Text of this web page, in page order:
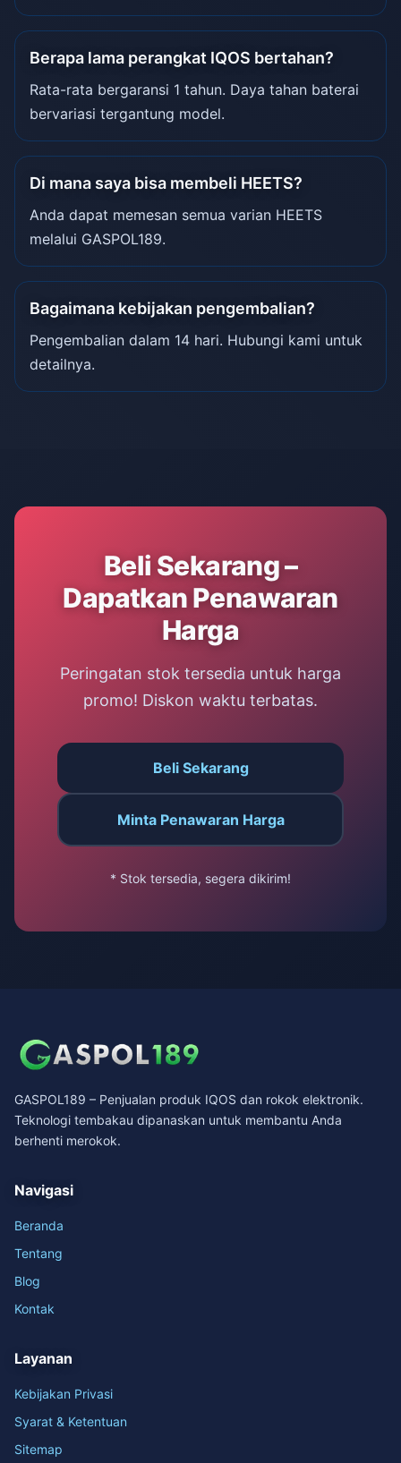
Berapa lama perangkat IQOS bertahan?
Rata-rata bergaransi 1 tahun. Daya tahan baterai
bervariasi tergantung model.
Di mana saya bisa membeli HEETS?
Anda dapat memesan semua varian HEETS
melalui GASPOL189.
Bagaimana kebijakan pengembalian?
Pengembalian dalam 14 hari. Hubungi kami untuk
detailnya.
Beli Sekarang –
Dapatkan Penawaran
Harga
Peringatan stok tersedia untuk harga
promo! Diskon waktu terbatas.
Beli Sekarang
Minta Penawaran Harga
* Stok tersedia, segera dikirim!
GASPOL189 – Penjualan produk IQOS dan rokok elektronik.
Teknologi tembakau dipanaskan untuk membantu Anda
berhenti merokok.
Navigasi
Beranda
Tentang
Blog
Kontak
Layanan
Kebijakan Privasi
Syarat & Ketentuan
Sitemap